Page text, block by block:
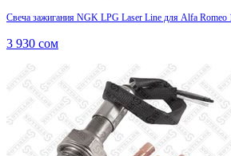
Свеча зажигания NGK LPG Laser Line для Alfa
3 930 сом